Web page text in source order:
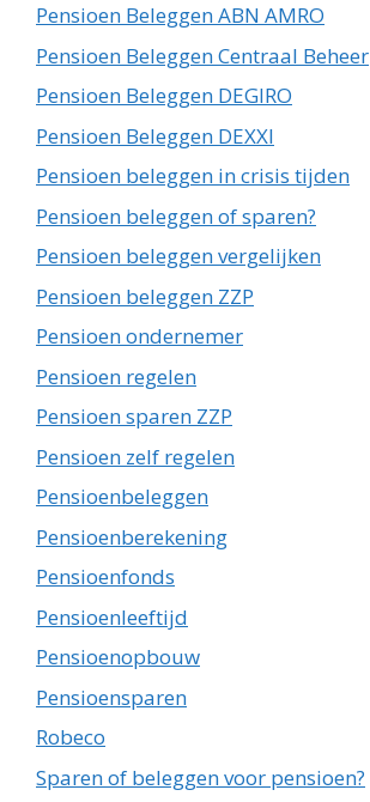
Pensioen Beleggen ABN AMRO
Pensioen Beleggen Centraal Beheer
Pensioen Beleggen DEGIRO
Pensioen Beleggen DEXXI
Pensioen beleggen in crisis tijden
Pensioen beleggen of sparen?
Pensioen beleggen vergelijken
Pensioen beleggen ZZP
Pensioen ondernemer
Pensioen regelen
Pensioen sparen ZZP
Pensioen zelf regelen
Pensioenbeleggen
Pensioenberekening
Pensioenfonds
Pensioenleeftijd
Pensioenopbouw
Pensioensparen
Robeco
Sparen of beleggen voor pensioen?